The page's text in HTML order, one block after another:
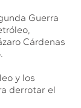
Guerra
Cárdenas
y los
derrotar el